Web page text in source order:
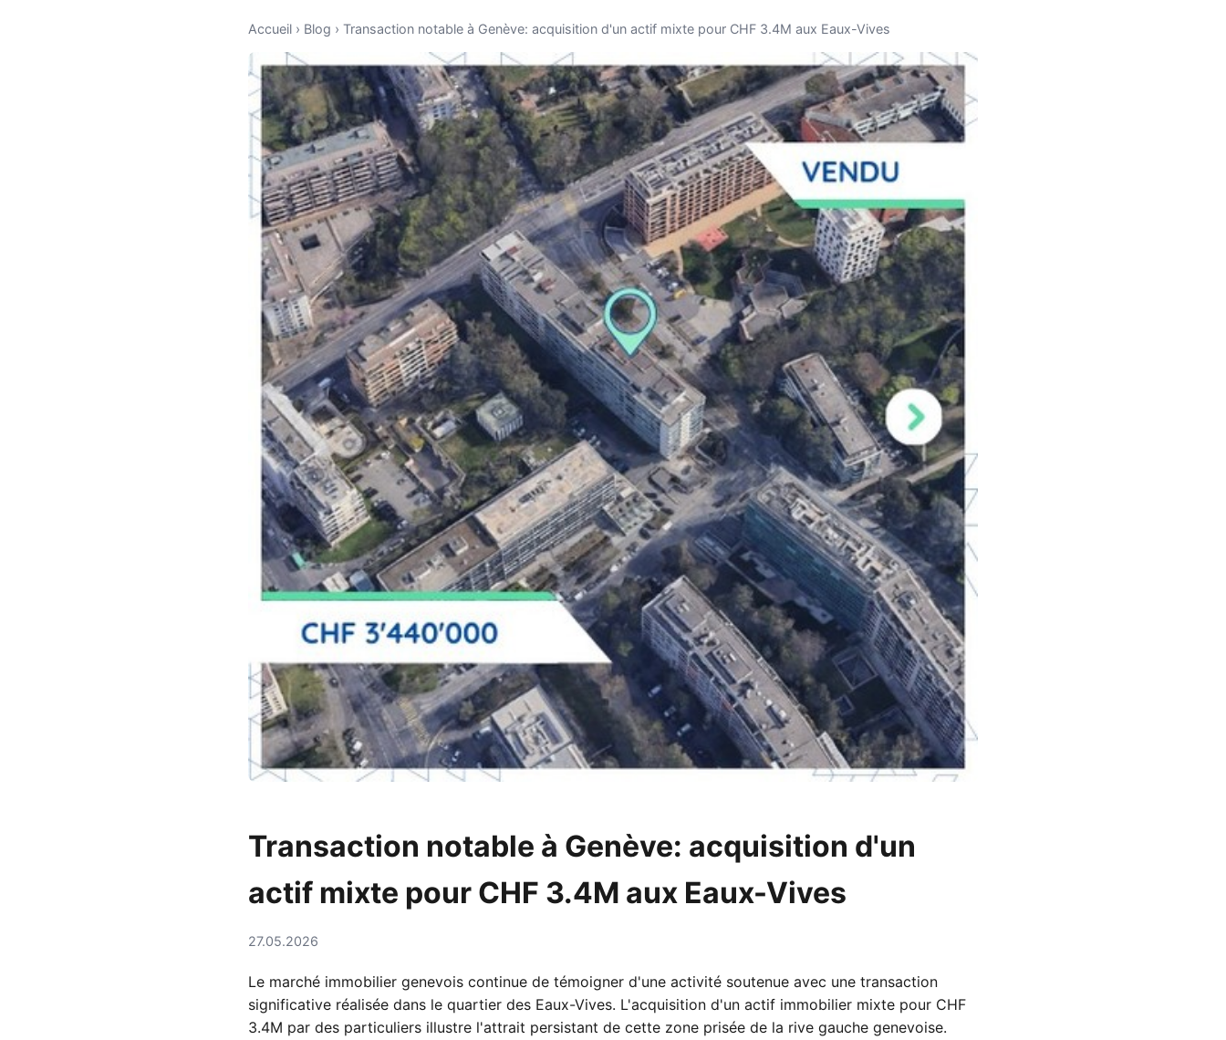
Accueil › Blog › Transaction notable à Genève: acquisition d'un actif mixte pour CHF 3.4M aux Eaux-Vives
Transaction notable à Genève: acquisition d'un
actif mixte pour CHF 3.4M aux Eaux-Vives
27.05.2026
Le marché immobilier genevois continue de témoigner d'une activité soutenue avec une transaction
significative réalisée dans le quartier des Eaux-Vives. L'acquisition d'un actif immobilier mixte pour CHF
3.4M par des particuliers illustre l'attrait persistant de cette zone prisée de la rive gauche genevoise.